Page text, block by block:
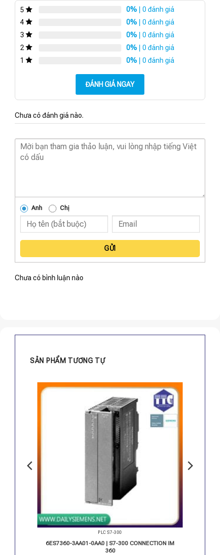
5 0% | 0 đánh giá
4
0% | 0 đánh giá
3
0% | 0 đánh giá
2
0% | 0 đánh giá
1
0% | 0 đánh giá
ĐÁNH GIÁ NGAY
Chưa có đánh giá nào.
Anh Chị
GỬI
Chưa có bình luận nào
SẢN PHẨM TƯƠNG TỰ
PLC S7-300
6ES7360-3AA01-0AA0 | S7-300 CONNECTION IM
360